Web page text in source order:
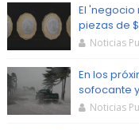
El
piezas de
Noticias
En los
sofocante
Noticias